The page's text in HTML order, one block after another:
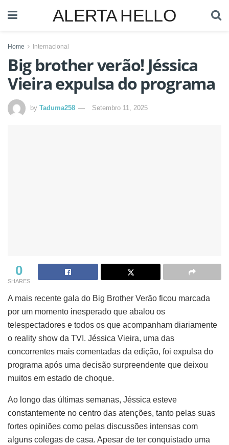
ALERTA HELLO
Home Internacional
Big brother verão! Jéssica
Vieira expulsa do programa
by Taduma258 Setembro 11, 2025
0
SHARES
A mais recente gala do Big Brother Verão ficou marcada
por um momento inesperado que abalou os
telespectadores e todos os que acompanham diariamente
o reality show da TVI. Jéssica Vieira, uma das
concorrentes mais comentadas da edição, foi expulsa do
programa após uma decisão surpreendente que deixou
muitos em estado de choque.
Ao longo das últimas semanas, Jéssica esteve
constantemente no centro das atenções, tanto pelas suas
fortes opiniões como pelas discussões intensas com
alguns colegas de casa. Apesar de ter conquistado uma